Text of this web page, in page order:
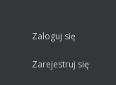
Zaloguj się
Zarejestruj się